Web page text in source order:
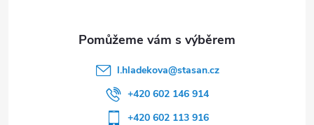
l.hladekova@stasan.cz
+420 602 146 914
+420 602 113 916